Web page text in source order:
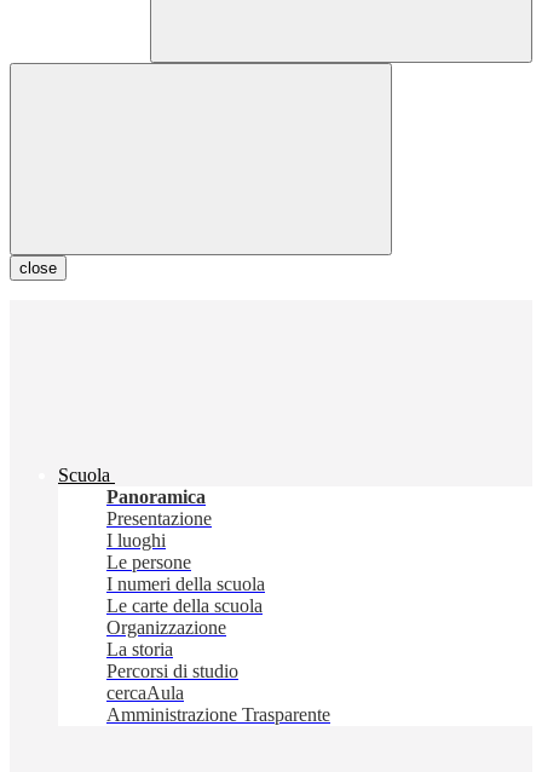
close
Scuola
Panoramica
Presentazione
I luoghi
Le persone
I numeri della scuola
Le carte della scuola
Organizzazione
La storia
Percorsi di studio
cercaAula
Amministrazione Trasparente